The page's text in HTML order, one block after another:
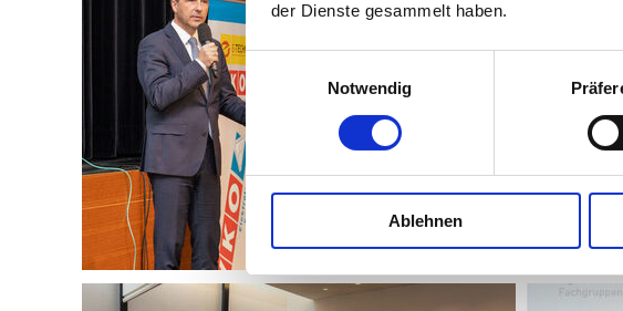
der Dienste gesammelt haben.
Einwilligungsauswahl
Notwendig
Ablehnen